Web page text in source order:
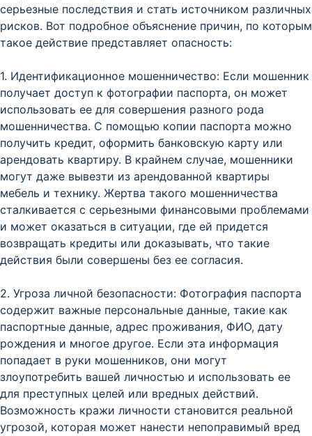
серьезные последствия и стать источником различных
рисков. Вот подробное объяснение причин, по которым
такое действие представляет опасность:
1. Идентификационное мошенничество: Если мошенник
получает доступ к фотографии паспорта, он может
использовать ее для совершения разного рода
мошенничества. С помощью копии паспорта можно
получить кредит, оформить банковскую карту или
арендовать квартиру. В крайнем случае, мошенники
могут даже вывезти из арендованной квартиры
мебель и технику. Жертва такого мошенничества
сталкивается с серьезными финансовыми проблемами
и может оказаться в ситуации, где ей придется
возвращать кредиты или доказывать, что такие
действия были совершены без ее согласия.
2. Угроза личной безопасности: Фотография паспорта
содержит важные персональные данные, такие как
паспортные данные, адрес проживания, ФИО, дату
рождения и многое другое. Если эта информация
попадает в руки мошенников, они могут
злоупотребить вашей личностью и использовать ее
для преступных целей или вредных действий.
Возможность кражи личности становится реальной
угрозой, которая может нанести непоправимый вред